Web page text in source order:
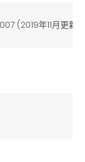
(2019年11月更新)